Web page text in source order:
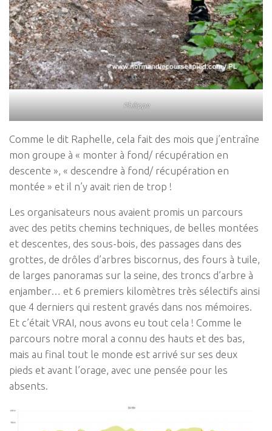
Philippe
Comme le dit Raphelle, cela fait des mois que j’entraîne
mon groupe à « monter à fond/ récupération en
descente », « descendre à fond/ récupération en
montée » et il n’y avait rien de trop !
Les organisateurs nous avaient promis un parcours
avec des petits chemins techniques, de belles montées
et descentes, des sous-bois, des passages dans des
grottes, de drôles d’arbres biscornus, des fours à tuile,
de larges panoramas sur la seine, des troncs d’arbre à
enjamber… et 6 premiers kilomètres très sélectifs ainsi
que 4 derniers qui restent gravés dans nos mémoires.
Et c’était VRAI, nous avons eu tout cela ! Comme le
parcours notre moral a connu des hauts et des bas,
mais au final tout le monde est arrivé sur ses deux
pieds et avant l’orage, avec une pensée pour les
absents.